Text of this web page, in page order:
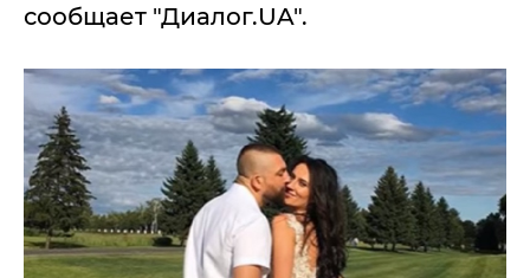
сообщает "Диалог.UA".